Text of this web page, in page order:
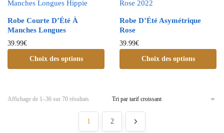
Robe Courte D’Été À
Manches Longues
39.99€
Choix des options
Robe D’Été Asymétrique
Rose
39.99€
Choix des options
Affichage de 1–36 sur 70 résultats
1 2